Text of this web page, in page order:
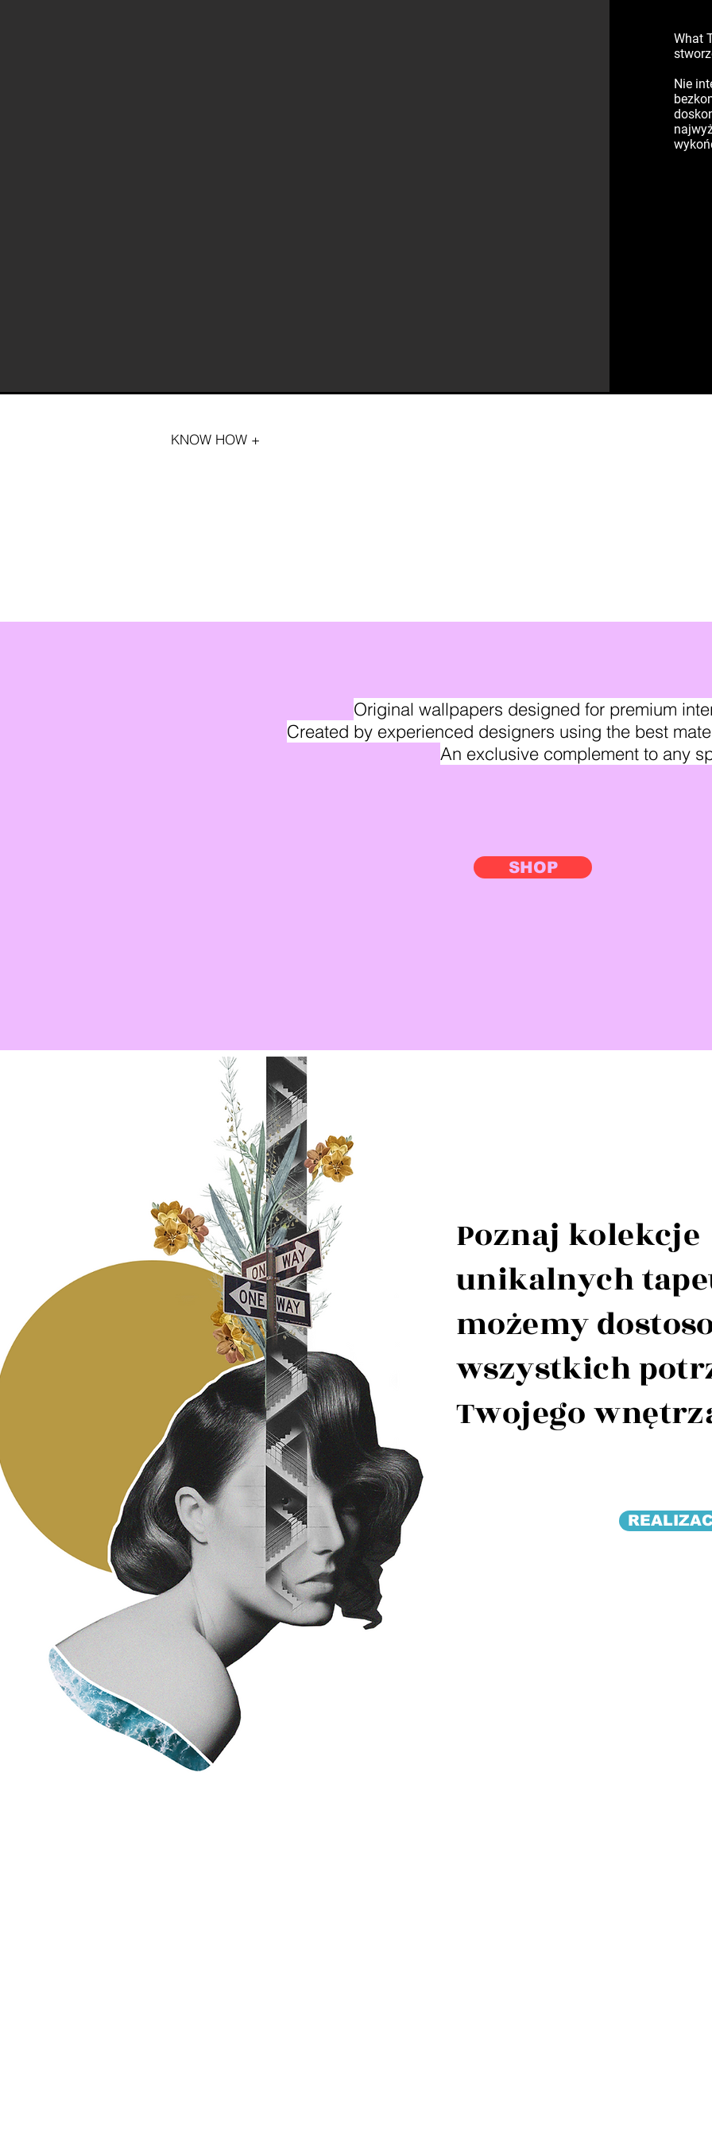
What
Nie
KNOW HOW +
SHOP
Original wallpapers designed for premium
Created by experienced designers using the best
An exclusive complement to any
Poznaj kolekcje
unikalnych
możemy
wszystkich
Twojego